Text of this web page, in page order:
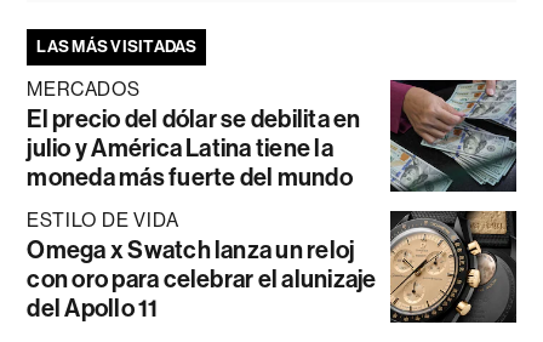
LAS MÁS VISITADAS
MERCADOS
El precio del dólar se debilita en
julio y América Latina tiene la
moneda más fuerte del mundo
ESTILO DE VIDA
Omega x Swatch lanza un reloj
con oro para celebrar el alunizaje
del Apollo 11